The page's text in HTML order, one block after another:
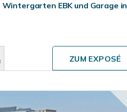
EBK und Garage in
ZUM EXPOSÉ